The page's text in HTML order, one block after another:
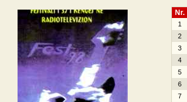
Nr.
1
2
3
4
5
6
7